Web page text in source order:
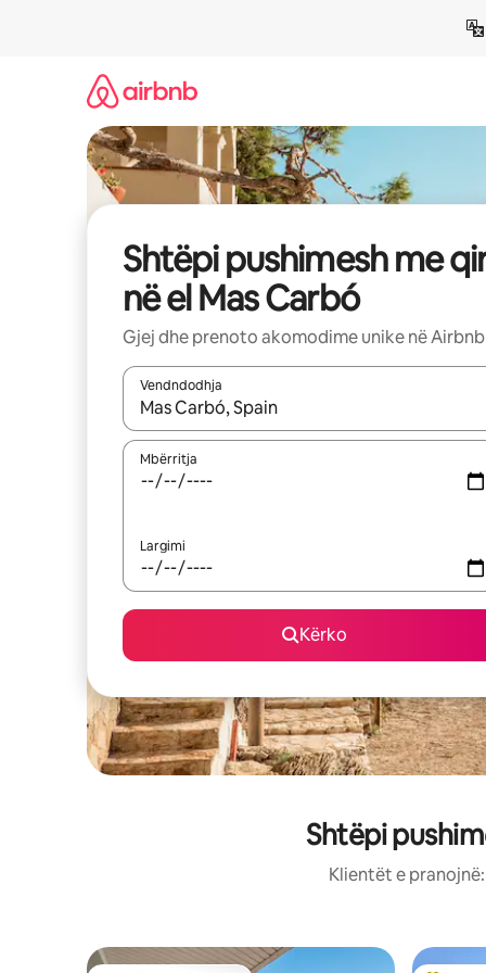
Shtëpi pushimesh me
në el Mas Carbó
Gjej dhe prenoto akomodime unike në Airbnb
Vendndodhja
Kur rezultatet të jenë të disponueshme, lëviz me
Mbërritja
Largimi
Kërko
Shtëpi
Klientët e